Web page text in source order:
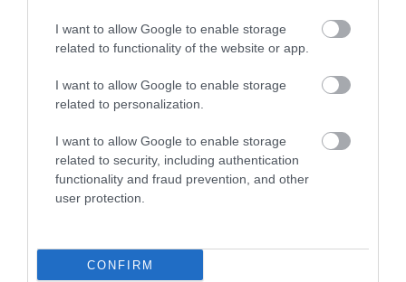
I want to allow Google to enable storage
related to functionality of the website or app.
I want to allow Google to enable storage
related to personalization.
I want to allow Google to enable storage
related to security, including authentication
functionality and fraud prevention, and other
user protection.
CONFIRM
árnyékolására, a déli órák kerülésére és arra, hogy az
idősekre,gyerekekre, krónikus betegekre
túlmelegedés.
Olvasd el ezt is!
Sokan ekkor locsolják a növényeket,
óvhatod a melegben